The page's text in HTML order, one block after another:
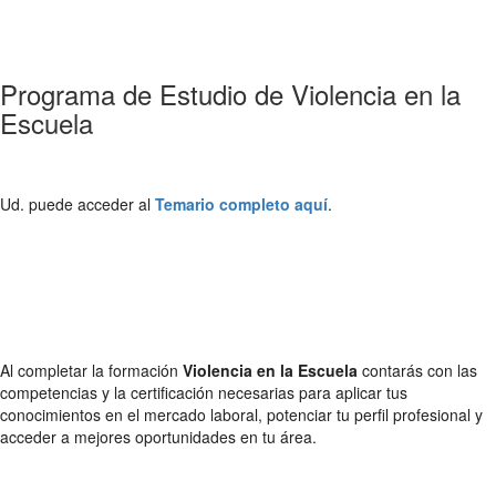
Programa de Estudio de Violencia en la
Escuela
Ud. puede acceder al Temario completo aquí.
Al completar la formación Violencia en la Escuela contarás con las
competencias y la certificación necesarias para aplicar tus
conocimientos en el mercado laboral, potenciar tu perfil profesional y
acceder a mejores oportunidades en tu área.